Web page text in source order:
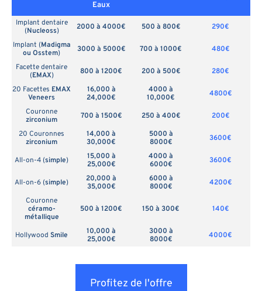
Eaux
Implant dentaire
(Nucleoss) 2000 à 4000€ 500 à 800€
290€
Implant (Madigma
ou Osstem) 3000 à 5000€ 700 à 1000€
480€
Facette dentaire
(EMAX) 800 à 1200€ 200 à 500€
280€
20 Facettes EMAX
Veneers
16,000 à
24,000€
4000 à
10,000€
4800€
Couronne
zirconium
700 à 1500€ 250 à 400€
200€
20 Couronnes
zirconium
14,000 à
30,000€
5000 à
8000€
3600€
All-on-4 (simple)
15,000 à
25,000€
4000 à
6000€
3600€
All-on-6 (simple)
20,000 à
35,000€
6000 à
8000€
4200€
Couronne
céramo-
métallique
500 à 1200€ 150 à 300€ 140€
Hollywood Smile
10,000 à
25,000€
3000 à
8000€
4000€
Profitez de l'offre